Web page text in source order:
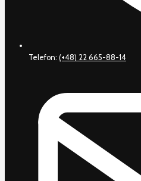
Telefon: (+48) 22 665-88-14